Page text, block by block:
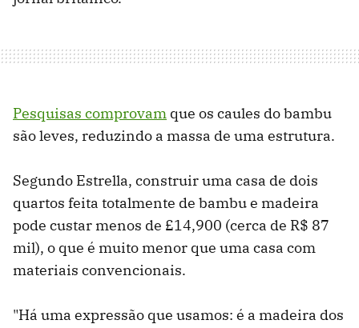
Pesquisas comprovam que os caules do bambu
são leves, reduzindo a massa de uma estrutura.
Segundo Estrella, construir uma casa de dois
quartos feita totalmente de bambu e madeira
pode custar menos de £14,900 (cerca de R$ 87
mil), o que é muito menor que uma casa com
materiais convencionais.
"Há uma expressão que usamos: é a madeira dos